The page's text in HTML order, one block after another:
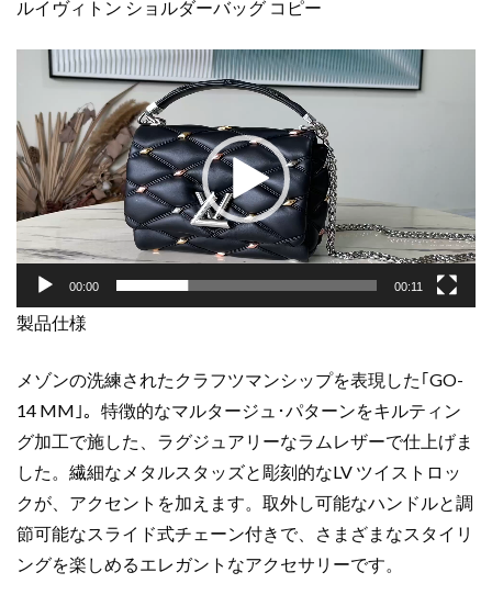
ッ
M24151
レ
ザ
ー
シ
ル
金
個
ルイヴィトン ショルダーバッグ コピー
レ
ー
ヤ
ー
00:00 00:11
製品仕様
メゾンの洗練されたクラフツマンシップを表現した｢GO-
14 MM｣。特徴的なマルタージュ･パターンをキルティン
グ加工で施した、ラグジュアリーなラムレザーで仕上げま
した。繊細なメタルスタッズと彫刻的なLV ツイストロッ
クが、アクセントを加えます。取外し可能なハンドルと調
節可能なスライド式チェーン付きで、さまざまなスタイリ
ングを楽しめるエレガントなアクセサリーです。